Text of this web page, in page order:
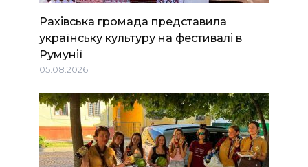
Рахівська громада представила
українську культуру на фестивалі в
Румунії
05.08.2026